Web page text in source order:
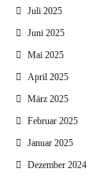
Juli 2025
Juni 2025
Mai 2025
April 2025
März 2025
Februar 2025
Januar 2025
Dezember 2024